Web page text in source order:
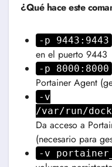
¿Qué hace este
-p 9443:9443
en el puerto 9443
-p 8000:8000
Portainer Agent
-v
/var/run/
Da acceso a
(necesario para
-v